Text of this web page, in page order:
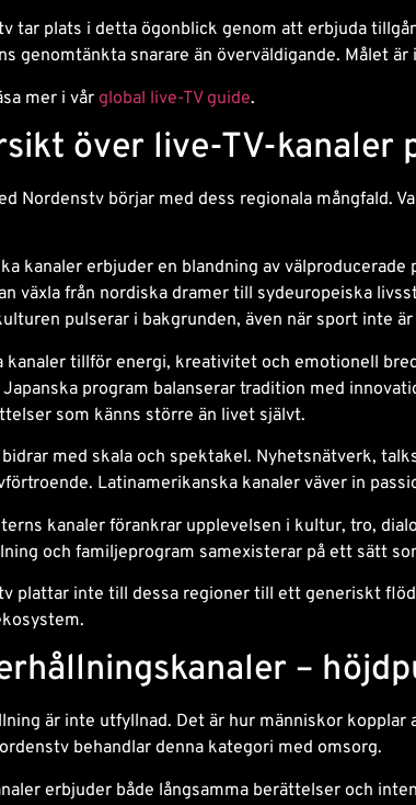
tar plats i detta ögonblick genom att erbjuda
genomtänkta snarare än överväldigande. Målet
mer i vår global live-TV guide.
över live-TV-kanaler
Nordenstv börjar med dess regionala mångfald.
kanaler erbjuder en blandning av
växla från nordiska dramer till sydeuropeiska
pulserar i bakgrunden, även när sport inte
kanaler tillför energi, kreativitet och emotionell
program balanserar tradition med
som känns större än livet självt.
med skala och spektakel. Nyhetsnätverk,
Latinamerikanska kanaler väver in
kanaler förankrar upplevelsen i kultur, tro,
och familjeprogram samexisterar på ett sätt
plattar inte till dessa regioner till ett generiskt
–
är inte utfyllnad. Det är hur människor kopplar
behandlar denna kategori med omsorg.
erbjuder både långsamma berättelser och